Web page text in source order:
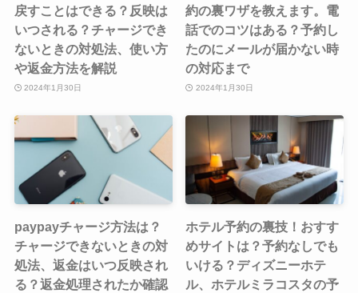
戻すことはできる？反映は
いつされる？チャージでき
ないときの対処法、使い方
や返金方法を解説
2024年1月30日
約の裏ワザを教えます。電
話でのコツはある？予約し
たのにメールが届かない時
の対応まで
2024年1月30日
paypayチャージ方法は？
チャージできないときの対
処法、返金はいつ反映され
る？返金処理されたか確認
ホテル予約の裏技！おすす
めサイトは？予約なしでも
いける？ディズニーホテ
ル、ホテルミラコスタの予